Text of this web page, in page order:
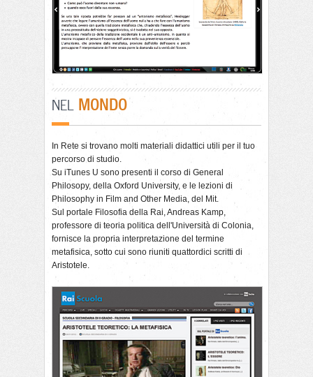
NEL MONDO
In Rete si trovano molti materiali didattici utili per il tuo
percorso di studio.
Su iTunes U sono presenti il corso di General
Philosopy, della Oxford University, e le lezioni di
Philosophy in Film and Other Media, del Mit.
Sul portale Filosofia della Rai, Andreas Kamp,
professore di teoria politica dell'Università di Colonia,
fornisce la propria interpretazione del termine
metafisica, sotto cui sono riuniti quattordici scritti di
Aristotele.